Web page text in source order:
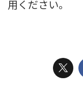
用ください。